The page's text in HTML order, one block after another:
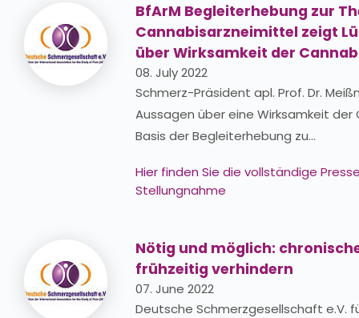
BfArM Begleiterhebung zur
Cannabisarzneimittel zeigt
über Wirksamkeit der
08. July 2022
Schmerz-Präsident apl. Prof. Dr.
Aussagen über eine Wirksamkeit
Basis der Begleiterhebung zu…
Hier finden Sie die vollständige
Stellungnahme
Nötig und möglich:
frühzeitig verhindern
07. June 2022
Deutsche Schmerzgesellschaft e.V.